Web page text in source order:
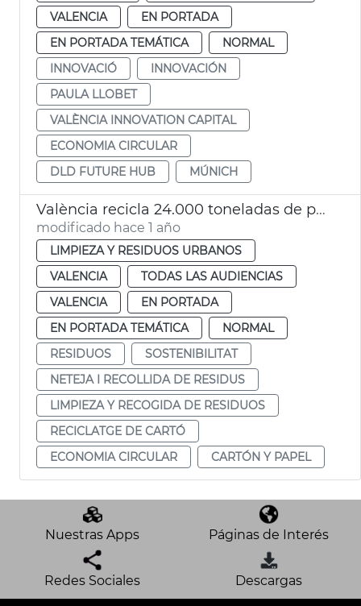
VALENCIA
EN PORTADA
EN PORTADA TEMÁTICA
NORMAL
INNOVACIÓ
INNOVACIÓN
PAULA LLOBET
VALÈNCIA INNOVATION CAPITAL
ECONOMIA CIRCULAR
DLD FUTURE HUB
MÚNICH
València recicla 24.000 toneladas de papel y cartón al año
modificado hace 1 año
LIMPIEZA Y RESIDUOS URBANOS
VALENCIA
TODAS LAS AUDIENCIAS
VALENCIA
EN PORTADA
EN PORTADA TEMÁTICA
NORMAL
RESIDUOS
SOSTENIBILITAT
NETEJA I RECOLLIDA DE RESIDUS
LIMPIEZA Y RECOGIDA DE RESIDUOS
RECICLATGE DE CARTÓ
ECONOMIA CIRCULAR
CARTÓN Y PAPEL
Nuestras Apps Páginas de Interés
Redes Sociales Descargas